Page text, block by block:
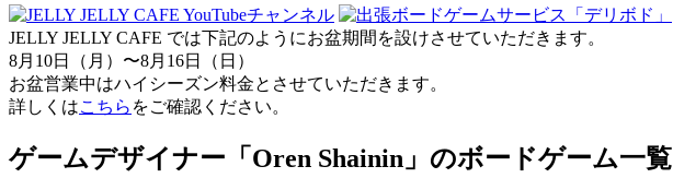
JELLY JELLY CAFE では下記のようにお盆期間を設けさせていただきます。
8月10日（月）〜8月16日（日）
お盆営業中はハイシーズン料金とさせていただきます。
詳しくはこちら をご確認ください。
ゲームデザイナー「Oren Shainin」のボードゲーム一覧